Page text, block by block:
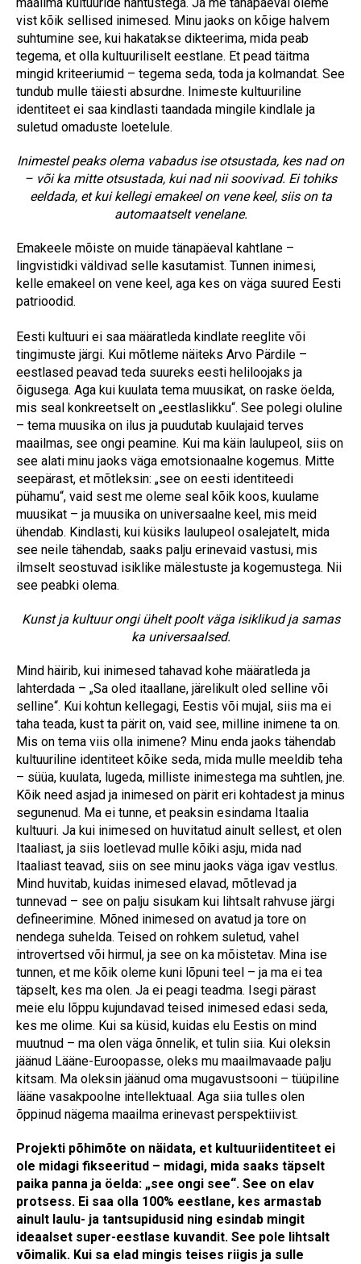
vist kõik sellised inimesed. Minu jaoks on kõige halvem
suhtumine see, kui hakatakse dikteerima, mida peab
tegema, et olla kultuuriliselt eestlane. Et pead täitma
mingid kriteeriumid – tegema seda, toda ja kolmandat. See
tundub mulle täiesti absurdne. Inimeste kultuuriline
identiteet ei saa kindlasti taandada mingile kindlale ja
suletud omaduste loetelule.
Inimestel peaks olema vabadus ise otsustada, kes nad on
– või ka mitte otsustada, kui nad nii soovivad. Ei tohiks
eeldada, et kui kellegi emakeel on vene keel, siis on ta
automaatselt venelane.
Emakeele mõiste on muide tänapäeval kahtlane –
lingvistidki väldivad selle kasutamist. Tunnen inimesi,
kelle emakeel on vene keel, aga kes on väga suured Eesti
patrioodid.
Eesti kultuuri ei saa määratleda kindlate reeglite või
tingimuste järgi. Kui mõtleme näiteks Arvo Pärdile –
eestlased peavad teda suureks eesti heliloojaks ja
õigusega. Aga kui kuulata tema muusikat, on raske öelda,
mis seal konkreetselt on „eestlaslikku“. See polegi oluline
– tema muusika on ilus ja puudutab kuulajaid terves
maailmas, see ongi peamine. Kui ma käin laulupeol, siis on
see alati minu jaoks väga emotsionaalne kogemus. Mitte
seepärast, et mõtleksin: „see on eesti identiteedi
pühamu“, vaid sest me oleme seal kõik koos, kuulame
muusikat – ja muusika on universaalne keel, mis meid
ühendab. Kindlasti, kui küsiks laulupeol osalejatelt, mida
see neile tähendab, saaks palju erinevaid vastusi, mis
ilmselt seostuvad isiklike mälestuste ja kogemustega. Nii
see peabki olema.
Kunst ja kultuur ongi ühelt poolt väga isiklikud ja samas
ka universaalsed.
Mind häirib, kui inimesed tahavad kohe määratleda ja
lahterdada – „Sa oled itaallane, järelikult oled selline või
selline“. Kui kohtun kellegagi, Eestis või mujal, siis ma ei
taha teada, kust ta pärit on, vaid see, milline inimene ta on.
Mis on tema viis olla inimene? Minu enda jaoks tähendab
kultuuriline identiteet kõike seda, mida mulle meeldib teha
– süüa, kuulata, lugeda, milliste inimestega ma suhtlen, jne.
Kõik need asjad ja inimesed on pärit eri kohtadest ja minus
segunenud. Ma ei tunne, et peaksin esindama Itaalia
kultuuri. Ja kui inimesed on huvitatud ainult sellest, et olen
Itaaliast, ja siis loetlevad mulle kõiki asju, mida nad
Itaaliast teavad, siis on see minu jaoks väga igav vestlus.
Mind huvitab, kuidas inimesed elavad, mõtlevad ja
tunnevad – see on palju sisukam kui lihtsalt rahvuse järgi
defineerimine. Mõned inimesed on avatud ja tore on
nendega suhelda. Teised on rohkem suletud, vahel
introvertsed või hirmul, ja see on ka mõistetav. Mina ise
tunnen, et me kõik oleme kuni lõpuni teel – ja ma ei tea
täpselt, kes ma olen. Ja ei peagi teadma. Isegi pärast
meie elu lõppu kujundavad teised inimesed edasi seda,
kes me olime. Kui sa küsid, kuidas elu Eestis on mind
muutnud – ma olen väga õnnelik, et tulin siia. Kui oleksin
jäänud Lääne-Euroopasse, oleks mu maailmavaade palju
kitsam. Ma oleksin jäänud oma mugavustsooni – tüüpiline
lääne vasakpoolne intellektuaal. Aga siia tulles olen
õppinud nägema maailma erinevast perspektiivist.
Projekti põhimõte on näidata, et kultuuriidentiteet ei
ole midagi fikseeritud – midagi, mida saaks täpselt
paika panna ja öelda: „see ongi see“. See on elav
protsess. Ei saa olla 100% eestlane, kes armastab
ainult laulu- ja tantsupidusid ning esindab mingit
ideaalset super-eestlase kuvandit. See pole lihtsalt
võimalik. Kui sa elad mingis teises riigis ja sulle